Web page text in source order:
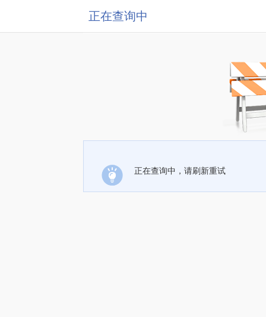
正在查询中
正在查询中，请刷新重试